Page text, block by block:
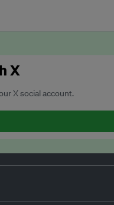
X
X social account.